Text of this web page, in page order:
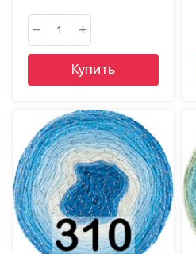
Купить